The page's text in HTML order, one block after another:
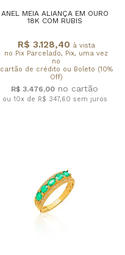
ANEL MEIA ALIANÇA EM OURO
18K COM RUBIS
R$ 3.128,40 à vista
no Pix Parcelado, Pix, uma vez
no
cartão de crédito ou Boleto (10%
Off)
R$ 3.476,00
ou 10x de R$ 347,60 sem juros